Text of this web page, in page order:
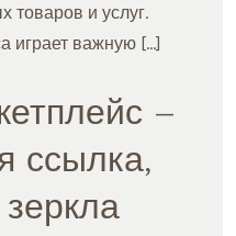
товаров и услуг.
играет важную […]
–
ссылка,